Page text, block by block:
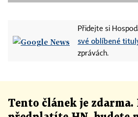
Přidejte si
své oblíbené
zprávách.
Tento článek je zdarma.